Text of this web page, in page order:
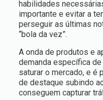
habilidades
importante e evitar a
perseguir as últimas
“bola da vez”.
A onda de produtos e
demanda específica
saturar o mercado, e é
de destaque subindo
conseguem capturar